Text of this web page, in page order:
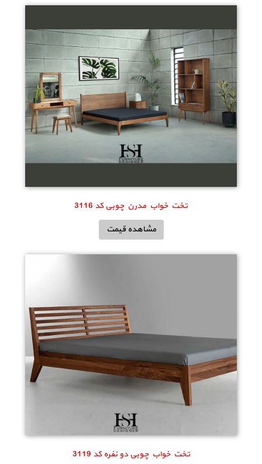
تخت خواب مدرن چوبی کد 3116
مشاهده قیمت
تخت خواب چوبی دو نفره کد 3119